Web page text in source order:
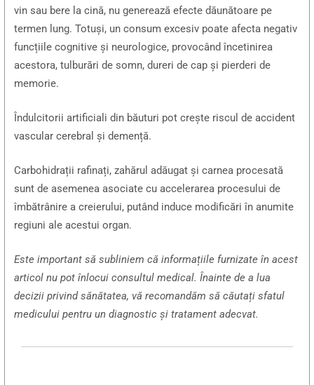
vin sau bere la cină, nu generează efecte dăunătoare pe
termen lung. Totuși, un consum excesiv poate afecta negativ
funcțiile cognitive și neurologice, provocând încetinirea
acestora, tulburări de somn, dureri de cap și pierderi de
memorie.
Îndulcitorii artificiali din băuturi pot crește riscul de accident
vascular cerebral și demență.
Carbohidrații rafinați, zahărul adăugat și carnea procesată
sunt de asemenea asociate cu accelerarea procesului de
îmbătrânire a creierului, putând induce modificări în anumite
regiuni ale acestui organ.
Este important să subliniem că informațiile furnizate în acest
articol nu pot înlocui consultul medical. Înainte de a lua
decizii privind sănătatea, vă recomandăm să căutați sfatul
medicului pentru un diagnostic și tratament adecvat.